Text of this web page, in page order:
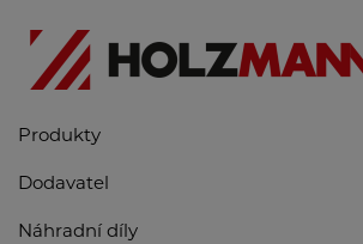
Produkty
Dodavatel
Náhradní díly